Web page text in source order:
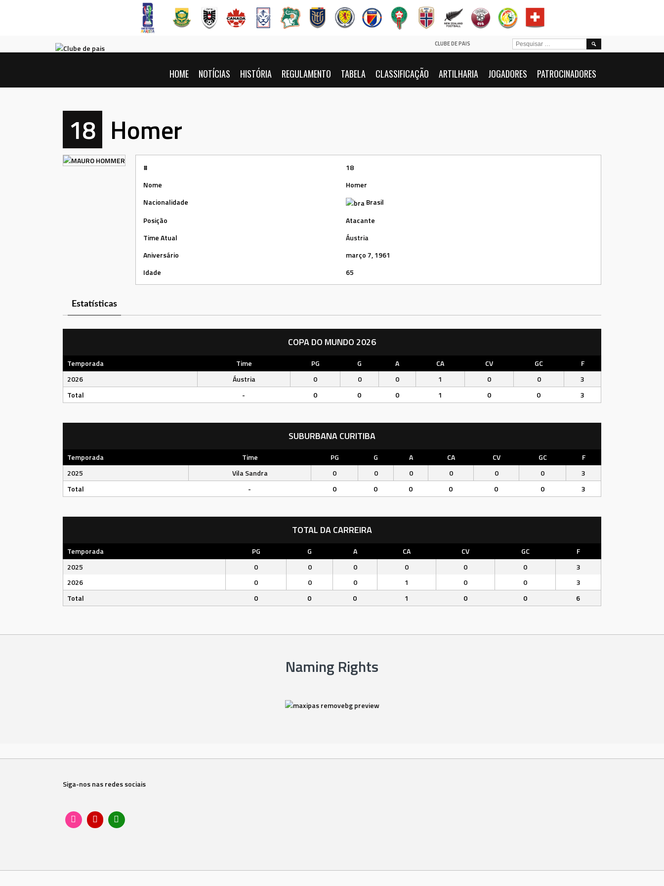
para
CLUBE DE PAIS
HOME NOTÍCIAS HISTÓRIA REGULAMENTO TABELA CLASSIFICAÇÃO ARTILHARIA JOGADORES PATROCINADORES
PESQUISAR
18 Homer
#
18
Nome
Homer
Nacionalidade
Brasil
Posição
Atacante
Time Atual
Áustria
Aniversário
março 7, 1961
Idade
65
Estatísticas
COPA DO MUNDO 2026
Temporada Time PG G A CA CV GC
F
2026
Áustria 0 0 0 1 0 0
3
Total
- 0 0 0 1 0 0 3
SUBURBANA CURITIBA
Temporada Time PG G A CA CV GC
F
2025
Vila Sandra 0 0 0 0 0 0
3
Total
- 0 0 0 0 0 0 3
TOTAL DA CARREIRA
Temporada PG G A CA CV GC
F
2025
0 0 0 0 0 0
3
2026
0 0 0 1 0 0
3
Total
0 0 0 1 0 0 6
Naming Rights
Siga-nos nas redes sociais